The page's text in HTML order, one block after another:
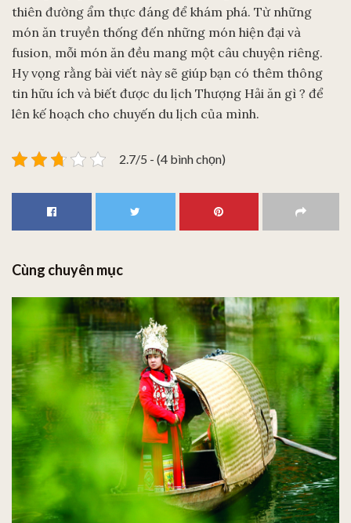
thiên đường ẩm thực đáng để khám phá. Từ những
món ăn truyền thống đến những món hiện đại và
fusion, mỗi món ăn đều mang một câu chuyện riêng.
Hy vọng rằng bài viết này sẽ giúp bạn có thêm thông
tin hữu ích và biết được du lịch Thượng Hải ăn gì ? để
lên kế hoạch cho chuyến du lịch của mình.
2.7/5 - (4 bình chọn)
Cùng chuyên mục